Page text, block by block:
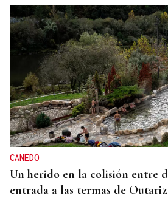
CANEDO
Un herido en la colisión entre
entrada a las termas de Outariz